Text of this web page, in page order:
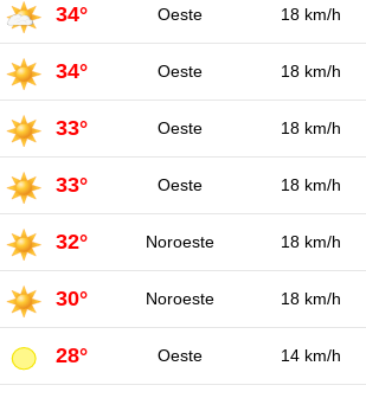
34° Oeste 18 km/h
34° Oeste 18 km/h
33° Oeste 18 km/h
33° Oeste 18 km/h
32° Noroeste 18 km/h
30° Noroeste 18 km/h
28° Oeste 14 km/h